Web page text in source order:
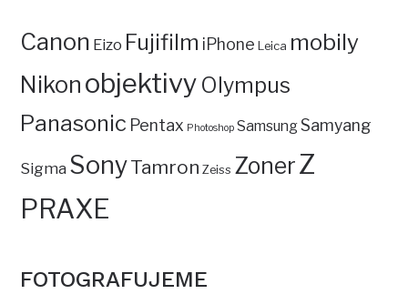
Canon Eizo Fujifilm iPhone Leica mobily
Nikon objektivy Olympus
Panasonic Pentax Photoshop SamsungSamyang
Sigma SonyTamron Zeiss ZonerZ
PRAXE
FOTOGRAFUJEME